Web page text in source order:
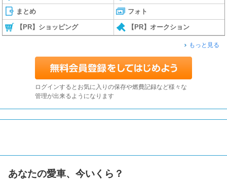
まとめ フォト
【PR】ショッピング 【PR】オークション
もっと見る
ログインするとお気に入りの保存や燃費記録など様々な
管理が出来るようになります
あなたの愛車、今いくら？